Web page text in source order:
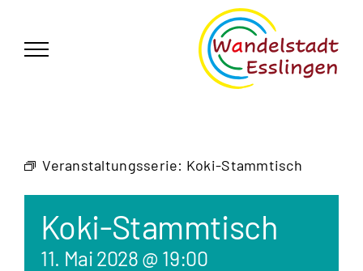
springen
Veranstaltungsserie: Koki-Stammtisch
Koki-Stammtisch
11. Mai 2028 @ 19:00